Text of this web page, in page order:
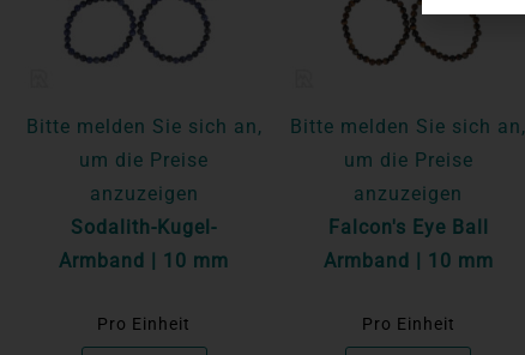
Bitte melden Sie sich an,
um die Preise
anzuzeigen
Sodalith-Kugel-
Armband | 10 mm
Pro Einheit
Bitte melden Sie sich an,
um die Preise
anzuzeigen
Falcon's Eye Ball
Armband | 10 mm
Pro Einheit